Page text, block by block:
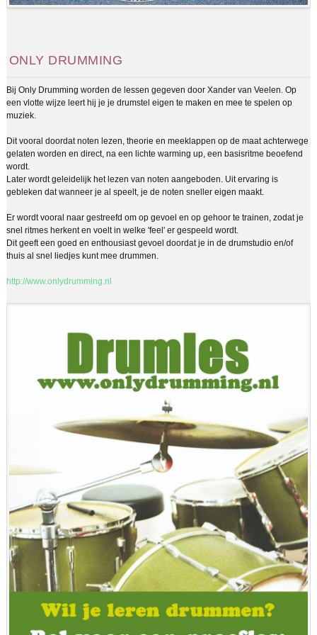
ONLY DRUMMING
Bij Only Drumming worden de lessen gegeven door Xander van Veelen. Op
een vlotte wijze leert hij je je drumstel eigen te maken en mee te spelen op
muziek.
Dit vooral doordat noten lezen, theorie en meeklappen op de maat achterwege
gelaten worden en direct, na een lichte warming up, een basisritme beoefend
wordt.
Later wordt geleidelijk het lezen van noten aangeboden. Uit ervaring is
gebleken dat wanneer je al speelt, je de noten sneller eigen maakt.
Er wordt vooral naar gestreefd om op gevoel en op gehoor te trainen, zodat je
snel ritmes herkent en voelt in welke 'feel' er gespeeld wordt.
Dit geeft een goed en enthousiast gevoel doordat je in de drumstudio en/of
thuis al snel liedjes kunt mee drummen.
http://www.onlydrumming.nl